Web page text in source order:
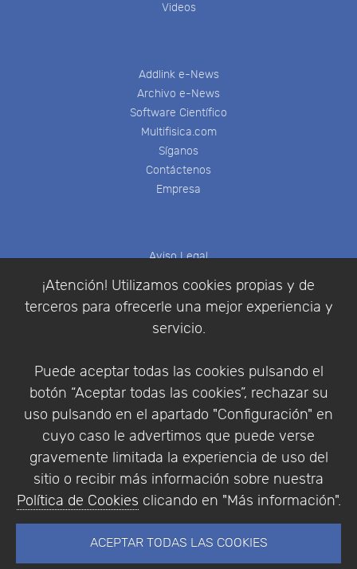
¡Atención! Utilizamos cookies propias y de
terceros para ofrecerle una mejor experiencia y
servicio.
Puede aceptar todas las cookies pulsando el
botón “Aceptar todas las cookies”, rechazar su
uso pulsando en el apartado "Configuración" en
cuyo caso le advertimos que puede verse
gravemente limitada la experiencia de uso del
sitio o recibir más información sobre nuestra
Política de Cookies clicando en "Más información".
ACEPTAR TODAS LAS COOKIES
Videos
Addlink e-News
Archivo e-News
Software Científico
Multifisica.com
Síganos
Contáctenos
Empresa
Aviso Legal
Política de Privacidad
Condiciones de compra
Identificarse
Empresa|Aviso Legal| Política de Privacidad |
Política de Cookies
© Copyright 1994 - 2026. Addlink Software
Científico, S.L.
Portugal.